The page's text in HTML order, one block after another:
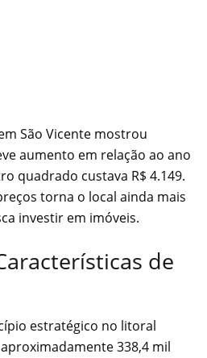
São Vicente mostrou
aumento em relação ao ano
quadrado custava R$ 4.149.
torna o local ainda mais
investir em imóveis.
de
estratégico no litoral
338,4 mil